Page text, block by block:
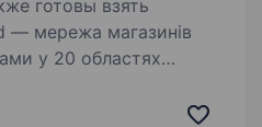
готовы взять
у 20 областях